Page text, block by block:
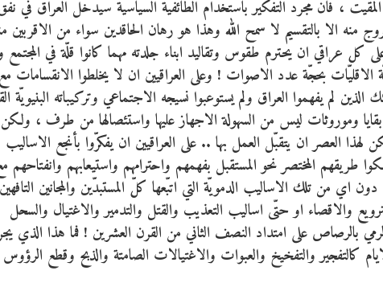
، فان مجرّد التفكير باستخدام الطائفية السياسية سيدخل العراق في
منه الا بالتقسيم لا سمح الله وهذا هو رهان الحاقدين سواء من الاقربين
كل عراقي ان يحترم طقوس وتقاليد ابناء جلدته مهما كانوا قلّة في المجتمع
بحجّة عدد الاصوات ! وعلى العراقيين ان لا يخلطوا الانقسامات مع
الذين لم يفهموا العراق ولم يستوعبوا نسيجه الاجتماعي وتركيباته البنيويّة
وموروثات ليس من السهولة الاجهاز عليها واستئصالها من طرف ، ولكن
العصر ان يتقبّل العمل بها .. على العراقيين ان يفكرّوا بأنجع الاساليب
طريقهم المختصر نحو المستقبل بفهمهم واحترامهم واستيعابهم وانفتاحهم
اي من تلك الاساليب الدمويّة التي اتبّعها كلّ المستبدّين والمجانين
والاقصاء او حتّى اساليب التعذيب والقتل والتدمير والاغتيال والسحل
بالرصاص على امتداد النصف الثاني من القرن العشرين ! فما هذا الذي
كالتفجير والتفخيخ والعبوات والاغتيالات الصامتة والذبح وقطع